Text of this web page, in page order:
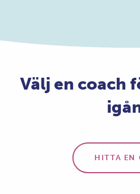
Välj en coach
HITTA EN